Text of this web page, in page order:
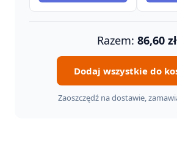
16,90 zł.
Razem: 86,60 zł
Dodaj wszystkie do
Zaoszczędź na dostawie,